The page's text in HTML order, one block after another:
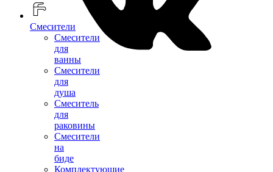
Смесители
Смесители
для
ванны
Смесители
для
душа
Смеситель
для
раковины
Смесители
на
биде
Комплектующие